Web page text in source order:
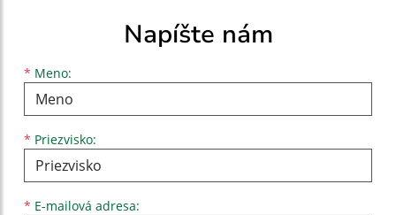
Napíšte nám
* Meno:
Meno
* Priezvisko:
Priezvisko
* E-mailová adresa:
E-mailová adresa